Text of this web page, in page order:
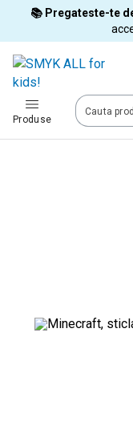
📚 Pregateste-te
Produse
Alege tara si treci la
România